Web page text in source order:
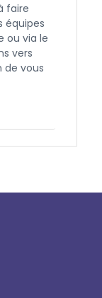
faire
équipes
ou via le
vers
de vous